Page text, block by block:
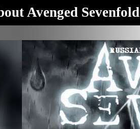
Avenged Sevenfold